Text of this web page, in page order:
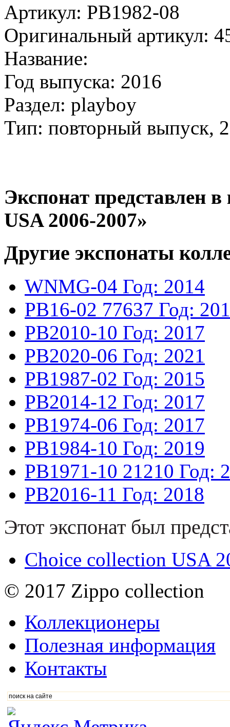
Артикул: PB1982-08
Оригинальный артикул:
Название:
Год выпуска: 2016
Раздел: playboy
Тип: повторный выпуск,
Экспонат представлен
USA 2006-2007»
Другие экспонаты
WNMG-04 Год: 2014
PB16-02 77637 Год:
PB2010-10 Год: 2017
PB2020-06 Год: 2021
PB1987-02 Год: 2015
PB2014-12 Год: 2017
PB1974-06 Год: 2017
PB1984-10 Год: 2019
PB1971-10 21210 Год:
PB2016-11 Год: 2018
Этот экспонат был
Choice collection USA
© 2017 Zippo collection
Коллекционеры
Полезная информация
Контакты